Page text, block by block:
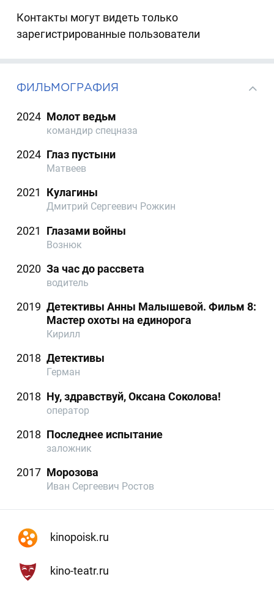
Контакты могут видеть только
зарегистрированные пользователи
ФИЛЬМОГРАФИЯ
2024 Молот ведьм
командир спецназа
2024 Глаз пустыни
Матвеев
2021 Кулагины
Дмитрий Сергеевич Рожкин
2021 Глазами войны
Вознюк
2020 За час до рассвета
водитель
2019 Детективы Анны Малышевой. Фильм 8:
Мастер охоты на единорога
Кирилл
2018 Детективы
Герман
2018 Ну, здравствуй, Оксана Соколова!
оператор
2018 Последнее испытание
заложник
2017 Морозова
Иван Сергеевич Ростов
kinopoisk.ru
kino-teatr.ru